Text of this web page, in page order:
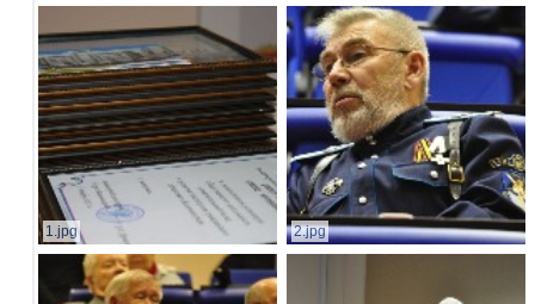
1.jpg 2.jpg